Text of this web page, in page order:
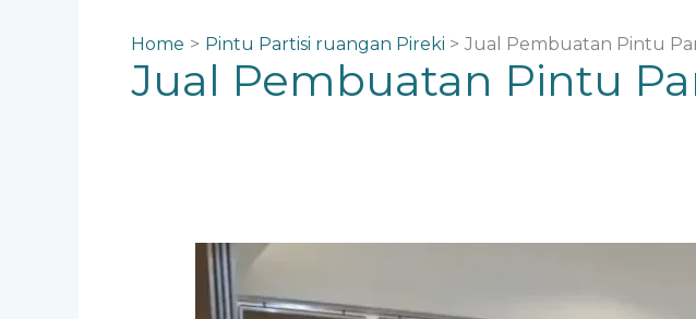
Home Pintu Partisi ruangan Pireki Jual Pembuatan Pintu
Jual Pembuatan Pintu
Proses
Pembuatan
Pintu